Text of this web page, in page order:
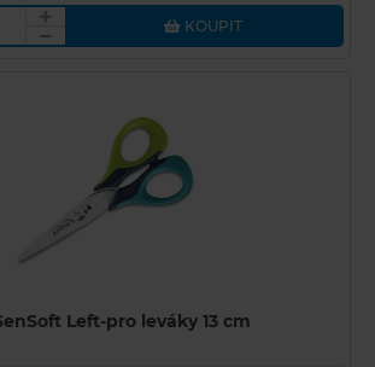
KOUPIT
Left-pro leváky 13 cm